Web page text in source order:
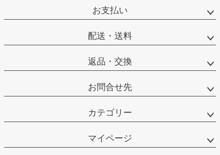
お支払い
配送・送料
返品・交換
お問合せ先
カテゴリー
マイページ